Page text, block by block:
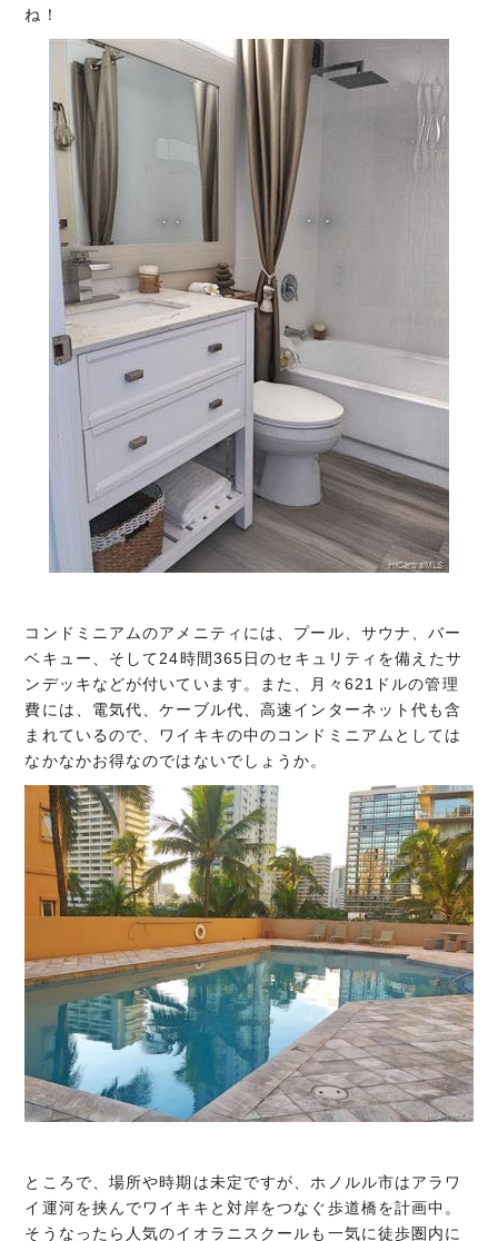
ね！
コンドミニアムのアメニティには、プール、サウナ、バー
ベキュー、そして24時間365日のセキュリティを備えたサ
ンデッキなどが付いています。また、月々621ドルの管理
費には、電気代、ケーブル代、高速インターネット代も含
まれているので、ワイキキの中のコンドミニアムとしては
なかなかお得なのではないでしょうか。
ところで、場所や時期は未定ですが、ホノルル市はアラワ
イ運河を挟んでワイキキと対岸をつなぐ歩道橋を計画中。
そうなったら人気のイオラニスクールも一気に徒歩圏内に